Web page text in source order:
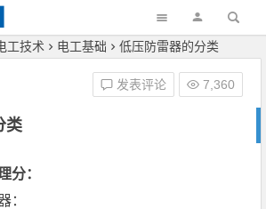
工技术 电工基础 低压防雷器的分类
类
发表评论 7,360
分：
：